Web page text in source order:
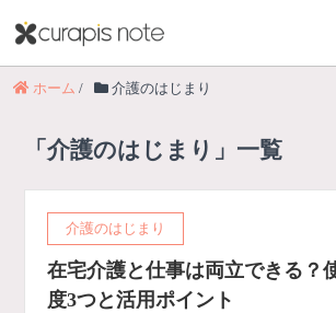
ホーム / 介護のはじまり
「介護のはじまり」一覧
介護のはじまり
在宅介護と仕事は両立できる？
度3つと活用ポイント